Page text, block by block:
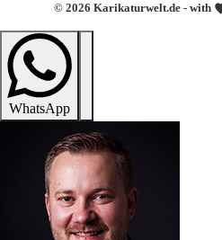
© 2026 Karikaturwelt.de - with
WhatsApp